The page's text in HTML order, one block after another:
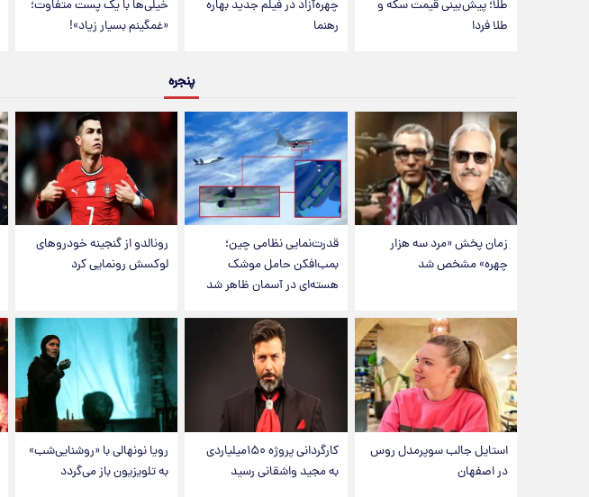
طلا؛ پیش‌بینی قیمت سکه و
طلا فردا
چهره‌آزاد در فیلم جدید بهاره
رهنما
خیلی‌ها با یک پست متفاوت؛
«غمگینم بسیار زیاد»!
پنجره
زمان پخش «مرد سه هزار
چهره» مشخص شد
قدرت‌نمایی نظامی چین؛
بمب‌افکن حامل موشک
هسته‌ای در آسمان ظاهر شد
رونالدو از گنجینه خودروهای
لوکسش رونمایی کرد
استایل جالب سوپرمدل روس
در اصفهان
کارگردانی پروژه ۱۵۰میلیاردی
به مجید واشقانی رسید
رویا نونهالی با «روشنایی‌شب»
به تلویزیون باز می‌گردد